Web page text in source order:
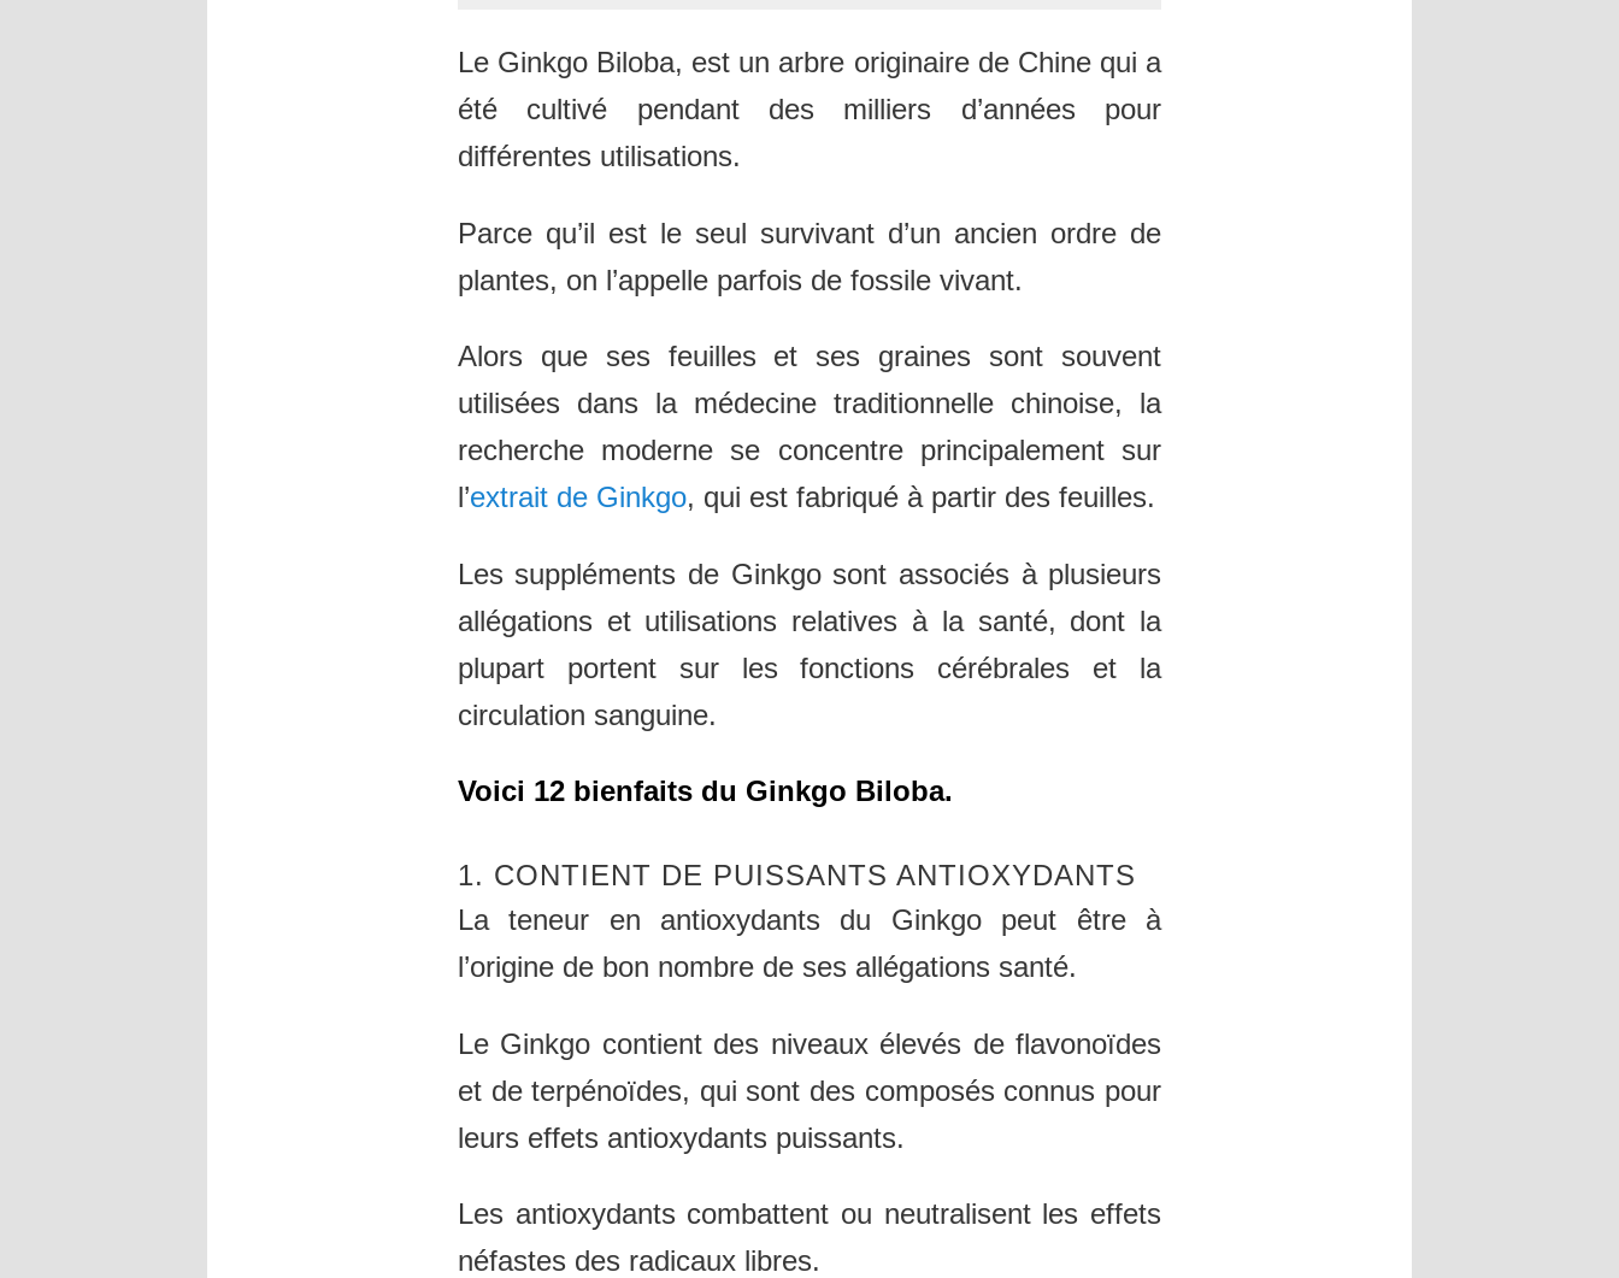
Le Ginkgo Biloba, est un arbre originaire de Chine qui a
été cultivé pendant des milliers d’années pour
différentes utilisations.
Parce qu’il est le seul survivant d’un ancien ordre de
plantes, on l’appelle parfois de fossile vivant.
Alors que ses feuilles et ses graines sont souvent
utilisées dans la médecine traditionnelle chinoise, la
recherche moderne se concentre principalement sur
l’extrait de Ginkgo, qui est fabriqué à partir des feuilles.
Les suppléments de Ginkgo sont associés à plusieurs
allégations et utilisations relatives à la santé, dont la
plupart portent sur les fonctions cérébrales et la
circulation sanguine.
Voici 12 bienfaits du Ginkgo Biloba.
1. CONTIENT DE PUISSANTS ANTIOXYDANTS
La teneur en antioxydants du Ginkgo peut être à
l’origine de bon nombre de ses allégations santé.
Le Ginkgo contient des niveaux élevés de flavonoïdes
et de terpénoïdes, qui sont des composés connus pour
leurs effets antioxydants puissants.
Les antioxydants combattent ou neutralisent les effets
néfastes des radicaux libres.